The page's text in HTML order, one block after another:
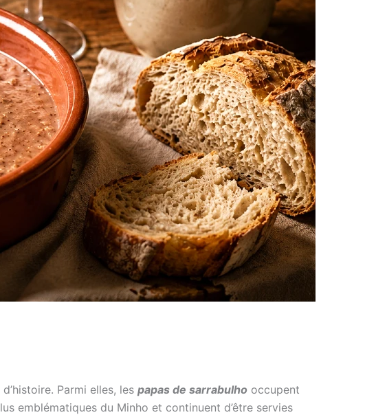
Parmi elles, les papas de sarrabulho occupent
emblématiques du Minho et continuent d’être servies